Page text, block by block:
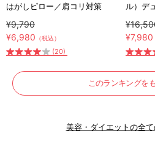
はがしピロー／肩コリ対策
¥9,790
¥6,980 （税込）
(20)
ル）デ
器
¥7,980
このランキングを
美容・ダイエットの全